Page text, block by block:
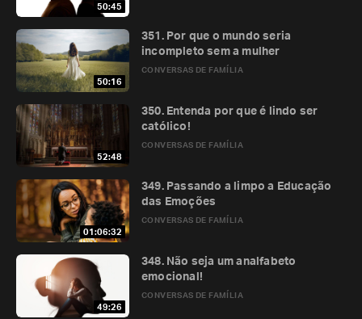
50:45
50:16
CONVERSAS DE FAMÍLIA
351. Por que o mundo seria
incompleto sem a mulher
52:48
CONVERSAS DE FAMÍLIA
350. Entenda por que é lindo ser
católico!
01:06:32
CONVERSAS DE FAMÍLIA
349. Passando a limpo a Educação
das Emoções
49:26
CONVERSAS DE FAMÍLIA
348. Não seja um analfabeto
emocional!